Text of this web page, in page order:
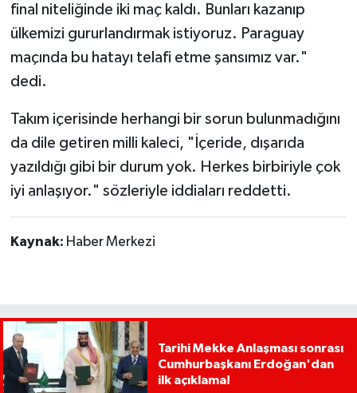
final niteliğinde iki maç kaldı. Bunları kazanıp
ülkemizi gururlandırmak istiyoruz. Paraguay
maçında bu hatayı telafi etme şansımız var."
dedi.
Takım içerisinde herhangi bir sorun bulunmadığını
da dile getiren milli kaleci, "İçeride, dışarıda
yazıldığı gibi bir durum yok. Herkes birbiriyle çok
iyi anlaşıyor." sözleriyle iddiaları reddetti.
Kaynak: Haber Merkezi
Tarihi Mekke Anlaşması sonrası
Cumhurbaşkanı Erdoğan'dan
ilk açıklama!